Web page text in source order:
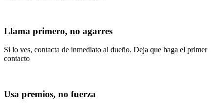
Llama primero, no agarres
Si lo ves, contacta de inmediato al dueño. Deja que haga el primer
contacto
Usa premios, no fuerza